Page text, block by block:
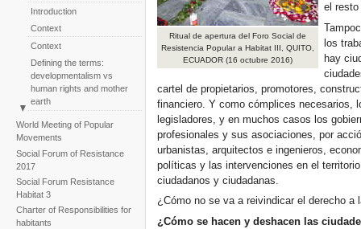
Introduction
Context
Context
Defining the terms:
developmentalism vs
human rights and mother
earth
Defining the terms:
developmentalism vs
earth
Resistance to Habitat III:
events which leave a mark
The Social Forum of
World Meeting of Popular
Movements
Social Forum of Resistance
2017
Social Forum Resistance
Habitat 3
Charter of Responsibilities for
habitants
Ritual de apertura del Foro Social de
Resistencia Popular a Habitat III, QUITO,
ECUADOR (16 octubre 2016)
el
los
hay
cartel de propietarios, promotores,
financiero. Y como cómplices necesarios,
legisladores, y en muchos casos los
profesionales y sus asociaciones, por
urbanistas, arquitectos e ingenieros,
políticas y las intervenciones en el
ciudadanos y ciudadanas.
¿Cómo no se va a reivindicar el derecho
¿Cómo se hacen y deshacen las